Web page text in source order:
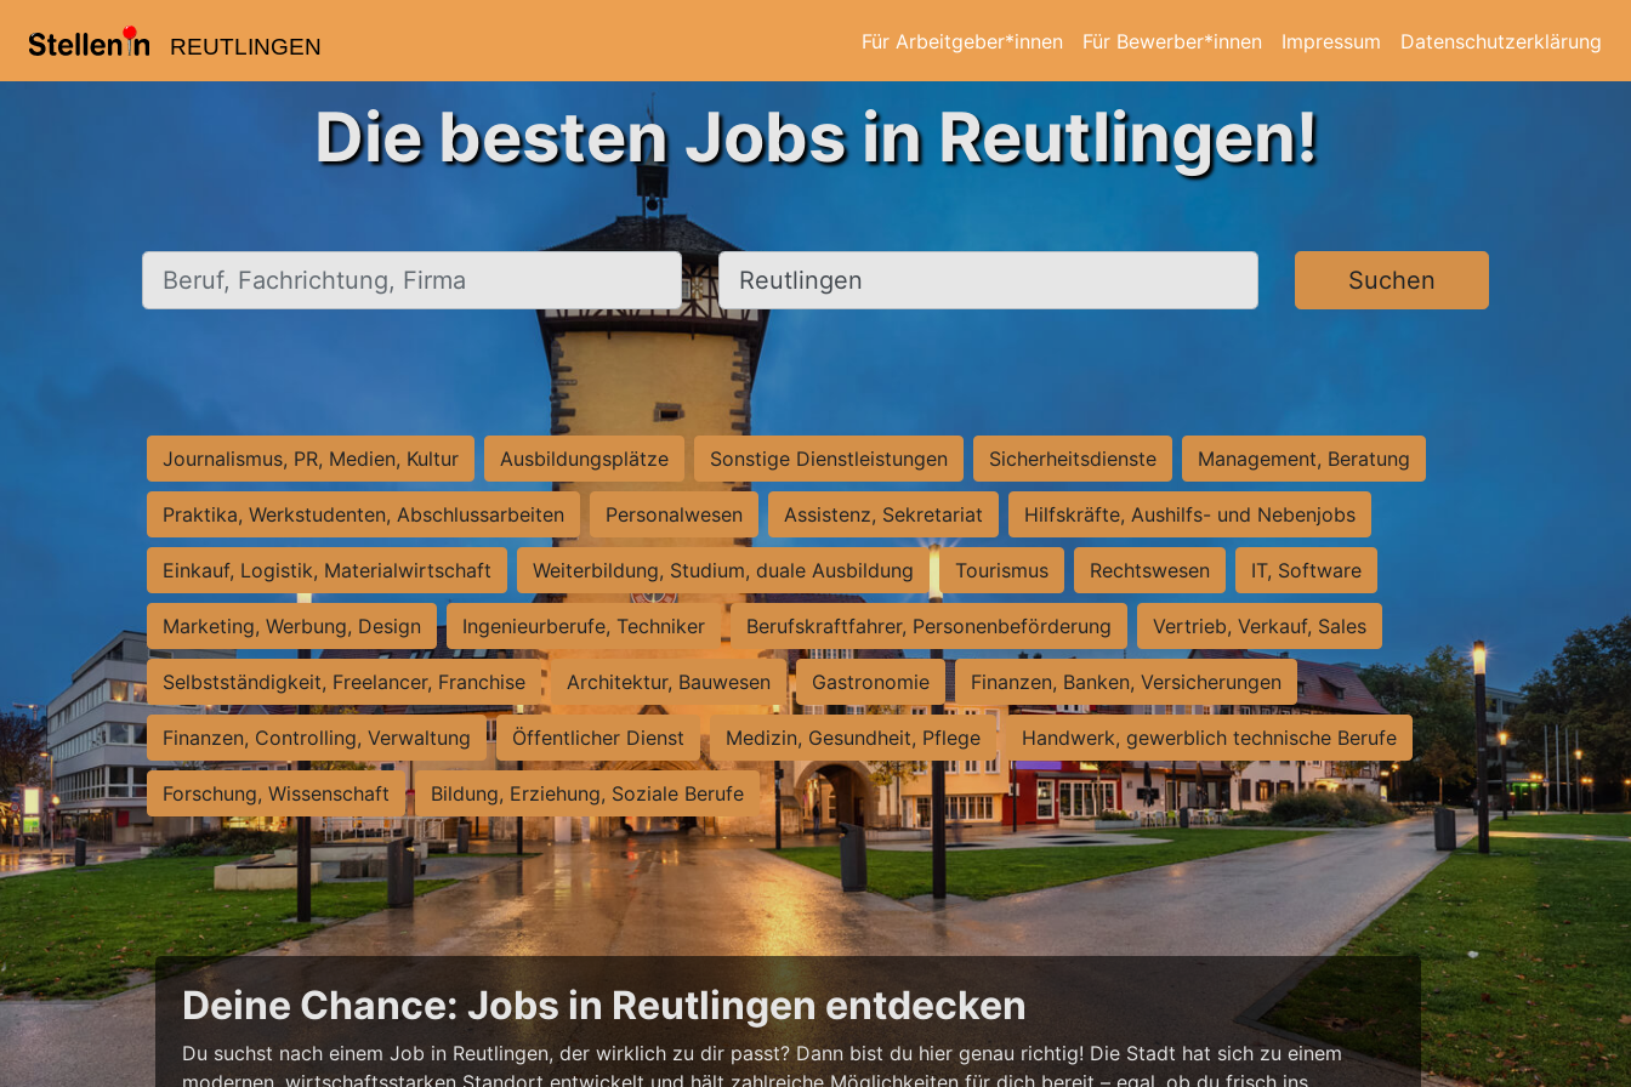
REUTLINGEN Für Arbeitgeber*innen Für Bewerber*innen Impressum Datenschutzerklärung
Die besten Jobs in Reutlingen!
Beruf, Fachrichtung, Firma Ort, Stadt Suchen
Journalismus, PR, Medien, Kultur Ausbildungsplätze Sonstige Dienstleistungen Sicherheitsdienste Management, Beratung
Praktika, Werkstudenten, Abschlussarbeiten Personalwesen Assistenz, Sekretariat Hilfskräfte, Aushilfs- und Nebenjobs
Einkauf, Logistik, Materialwirtschaft Weiterbildung, Studium, duale Ausbildung Tourismus Rechtswesen IT, Software
Marketing, Werbung, Design Ingenieurberufe, Techniker Berufskraftfahrer, Personenbeförderung Vertrieb, Verkauf, Sales
Selbstständigkeit, Freelancer, Franchise Architektur, Bauwesen Gastronomie Finanzen, Banken, Versicherungen
Finanzen, Controlling, Verwaltung Öffentlicher Dienst Medizin, Gesundheit, Pflege Handwerk, gewerblich technische Berufe
Forschung, Wissenschaft Bildung, Erziehung, Soziale Berufe
Deine Chance: Jobs in Reutlingen entdecken
Du suchst nach einem Job in Reutlingen, der wirklich zu dir passt? Dann bist du hier genau richtig! Die Stadt hat sich zu einem